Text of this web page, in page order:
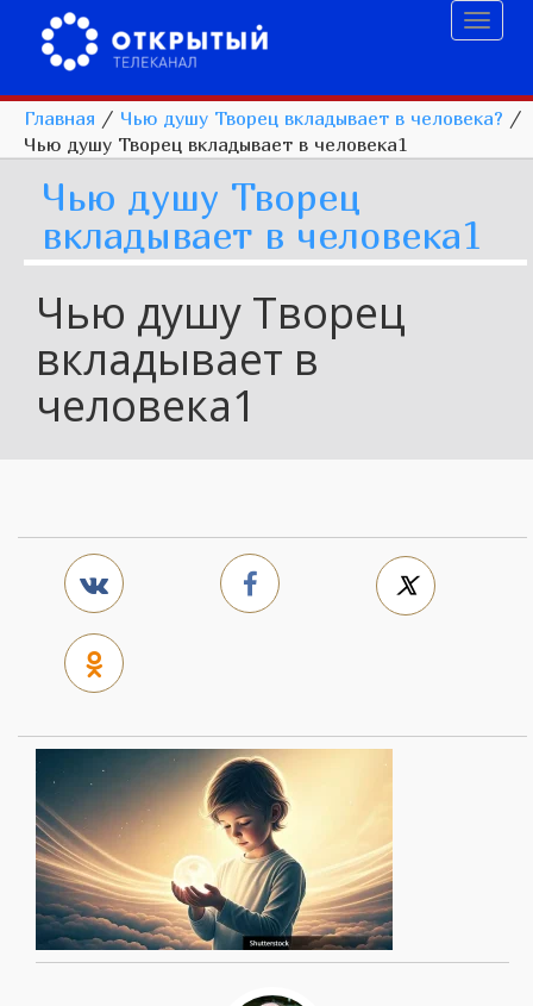
Главная / Чью душу Творец вкладывает в человека? /
Чью душу Творец вкладывает в человека1
Чью душу Творец
вкладывает в человека1
Чью душу Творец
вкладывает в
человека1